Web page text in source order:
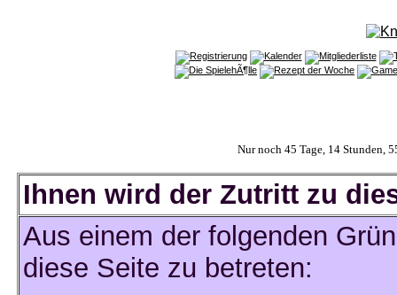
Nur noch 45 Tage, 14 Stunden,
Ihnen wird der Zutritt zu
Aus einem der folgenden
diese Seite zu betreten: